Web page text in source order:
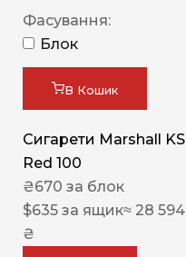
Фасування:
Блок
В Кошик
Сигарети Marshall KS
Red 100
₴670 за блок
$635 за ящик≈ 28 594
₴